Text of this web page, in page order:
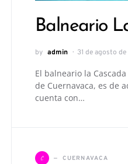
Balneario
by admin 31 de agosto
El balneario la
de Cuernavaca, es de
cuenta con…
C CUERNAVACA